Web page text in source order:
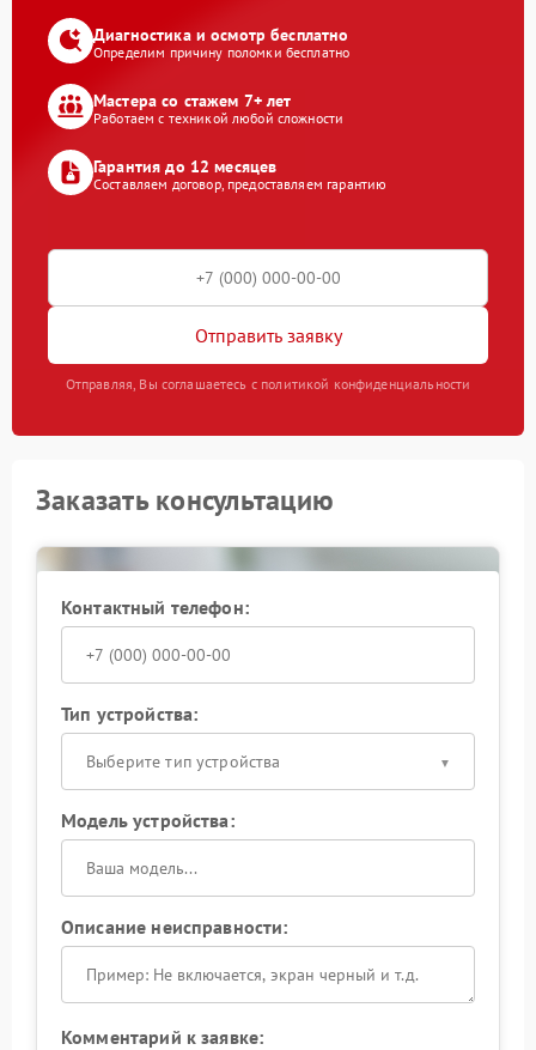
Диагностика и осмотр бесплатно
Определим причину поломки бесплатно
Мастера со стажем 7+ лет
Работаем с техникой любой сложности
Гарантия до 12 месяцев
Составляем договор, предоставляем гарантию
Отправить заявку
Отправляя, Вы соглашаетесь с политикой конфиденциальности
Заказать консультацию
Контактный телефон:
Тип устройства:
Выберите тип устройства
Модель устройства:
Описание неисправности:
Комментарий к заявке: